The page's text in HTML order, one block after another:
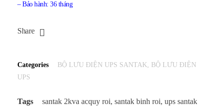
– Bảo hành: 36 tháng
Share
Categories BỘ LƯU ĐIỆN UPS SANTAK, BỘ LƯU ĐIỆN
UPS
Tags santak 2kva acquy roi, santak binh roi, ups santak